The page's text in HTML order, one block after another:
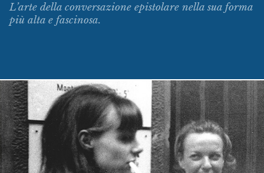
L’arte della conversazione epistolare nella sua forma
più alta e fascinosa.